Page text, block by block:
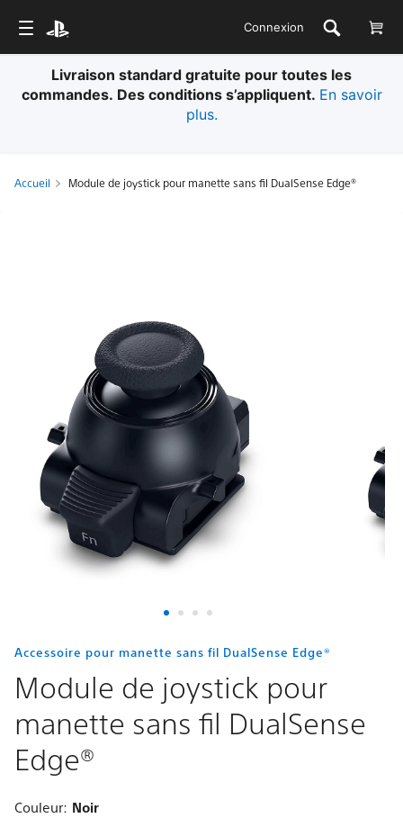
Connexion
Livraison standard gratuite pour toutes les
commandes. Des conditions s’appliquent. En savoir
plus.
Accueil Module de joystick pour manette sans fil DualSense Edge®
joystick
manette
sans
DualSense
Edge®
Accessoire pour manette sans fil DualSense Edge®
Module de joystick pour
manette sans fil DualSense
Edge®
Couleur: Noir